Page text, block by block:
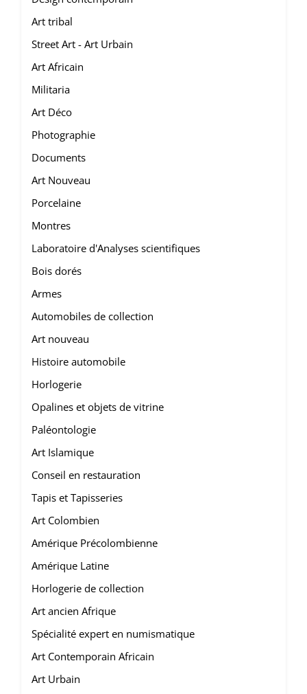
Art tribal
Street Art - Art Urbain
Art Africain
Militaria
Art Déco
Photographie
Documents
Art Nouveau
Porcelaine
Montres
Laboratoire d'Analyses scientifiques
Bois dorés
Armes
Automobiles de collection
Art nouveau
Histoire automobile
Horlogerie
Opalines et objets de vitrine
Paléontologie
Art Islamique
Conseil en restauration
Tapis et Tapisseries
Art Colombien
Amérique Précolombienne
Amérique Latine
Horlogerie de collection
Art ancien Afrique
Spécialité expert en numismatique
Art Contemporain Africain
Art Urbain